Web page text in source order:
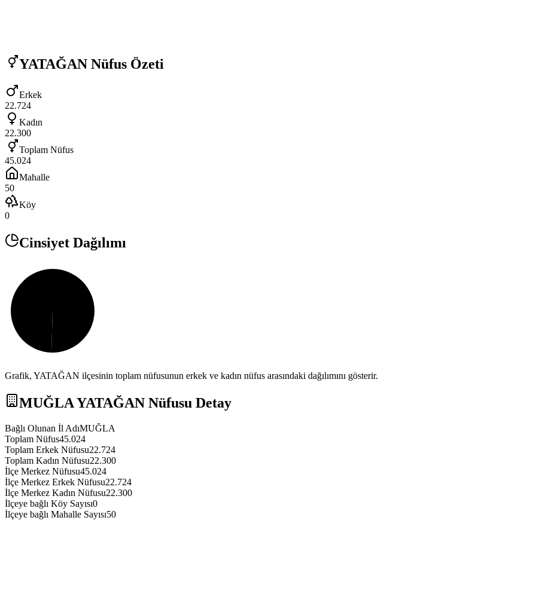
YATAĞAN Nüfus Özeti
Erkek
22.724
Kadın
22.300
Toplam Nüfus
45.024
Mahalle
50
Köy
0
Cinsiyet Dağılımı
Grafik, YATAĞAN ilçesinin toplam nüfusunun erkek ve kadın nüfus arasındaki dağılımını gösterir.
MUĞLAYATAĞAN Nüfusu Detay
Bağlı Olunan İl AdıMUĞLA
Toplam Nüfus45.024
Toplam Erkek Nüfusu22.724
Toplam Kadın Nüfusu22.300
İlçe Merkez Nüfusu45.024
İlçe Merkez Erkek Nüfusu22.724
İlçe Merkez Kadın Nüfusu22.300
İlçeye bağlı Köy Sayısı0
İlçeye bağlı Mahalle Sayısı50